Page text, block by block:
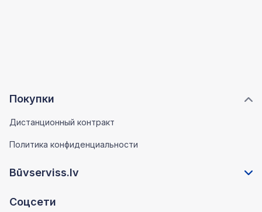
Покупки
Дистанционный контракт
Политика конфиденциальности
Būvserviss.lv
Соцсети